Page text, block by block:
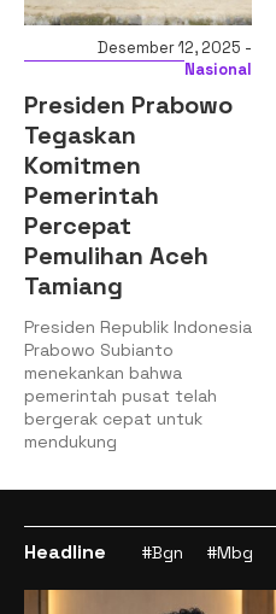
Desember 12, 2025 -
Nasional
Presiden Prabowo
Tegaskan
Komitmen
Pemerintah
Percepat
Pemulihan Aceh
Tamiang
Presiden Republik Indonesia
Prabowo Subianto
menekankan bahwa
pemerintah pusat telah
bergerak cepat untuk
mendukung
Headline #Bgn #Mbg